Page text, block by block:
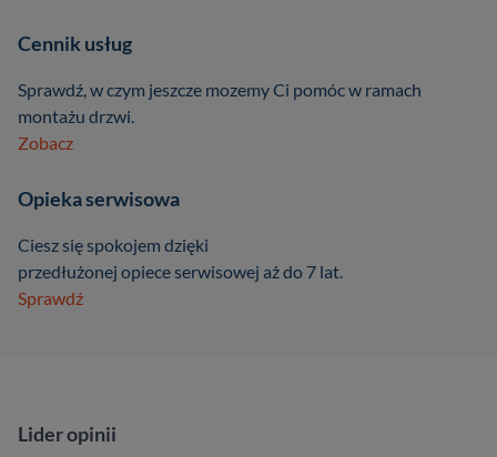
Cennik usług
Sprawdź, w czym jeszcze mozemy Ci pomóc w ramach
montażu drzwi.
Zobacz
Opieka serwisowa
Ciesz się spokojem dzięki
przedłużonej opiece serwisowej aż do 7 lat.
Sprawdź
Lider opinii